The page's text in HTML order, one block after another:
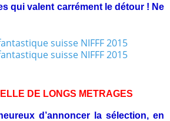
qui valent carrément le détour ! Ne
DE LONGS METRAGES
d’annoncer la sélection, en